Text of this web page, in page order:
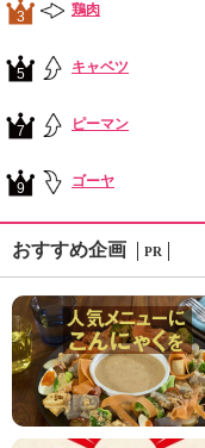
3 鶏肉
5 キャベツ
7 ピーマン
9 ゴーヤ
おすすめ企画 PR